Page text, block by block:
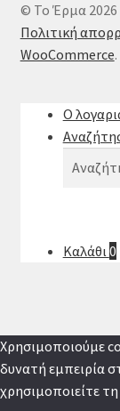
© Το Έρμα 2026
Πολιτική
WooCommerce.
Ο
Καλάθι0
Χρησιμοποιούμε
δυνατή εμπειρία
χρησιμοποιείτε